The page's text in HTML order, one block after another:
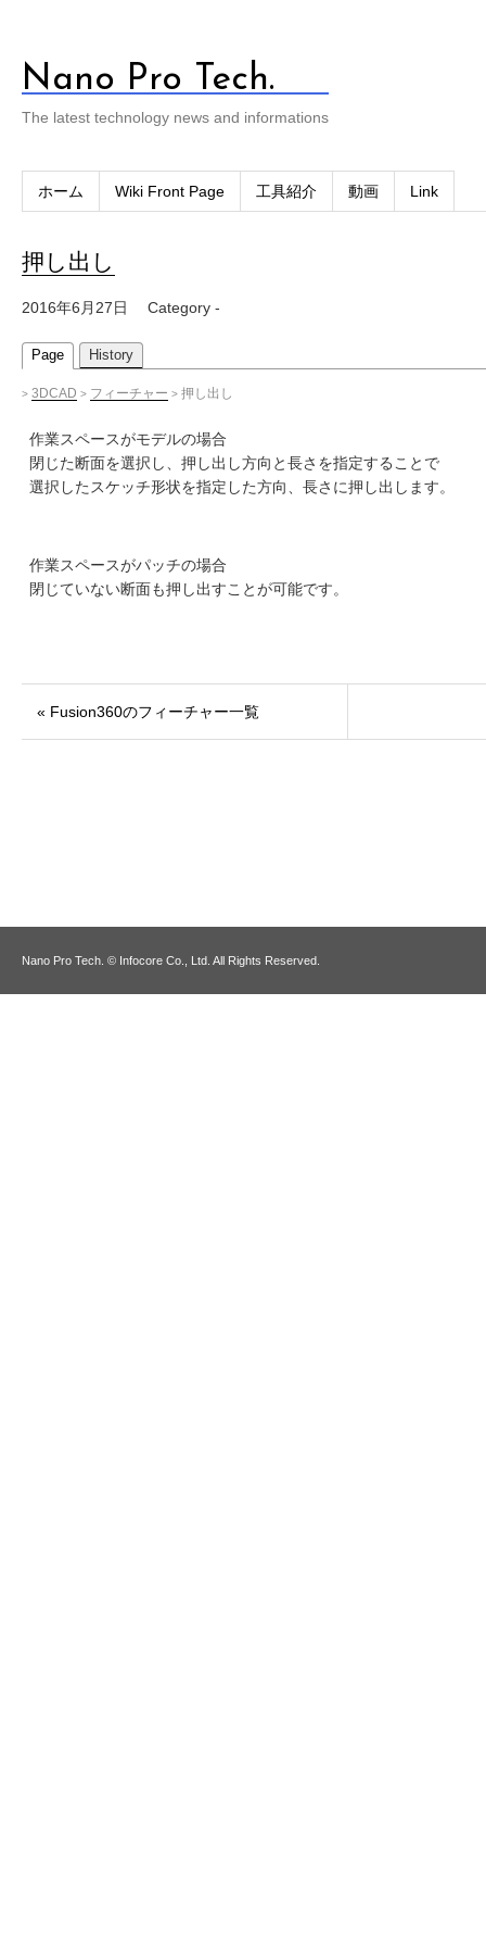
Nano Pro Tech.
The latest technology news and informations
ホーム Wiki Front Page 工具紹介 動画 Link
押し出し
2016年6月27日 Category -
Page History
> 3DCAD > フィーチャー > 押し出し
作業スペースがモデルの場合
閉じた断面を選択し、押し出し方向と長さを指定することで
選択したスケッチ形状を指定した方向、長さに押し出します。
作業スペースがパッチの場合
閉じていない断面も押し出すことが可能です。
« Fusion360のフィーチャー一覧
Nano Pro Tech. © Infocore Co., Ltd. All Rights Reserved.